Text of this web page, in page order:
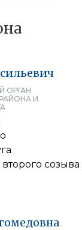
ОРГАН
И
созыва